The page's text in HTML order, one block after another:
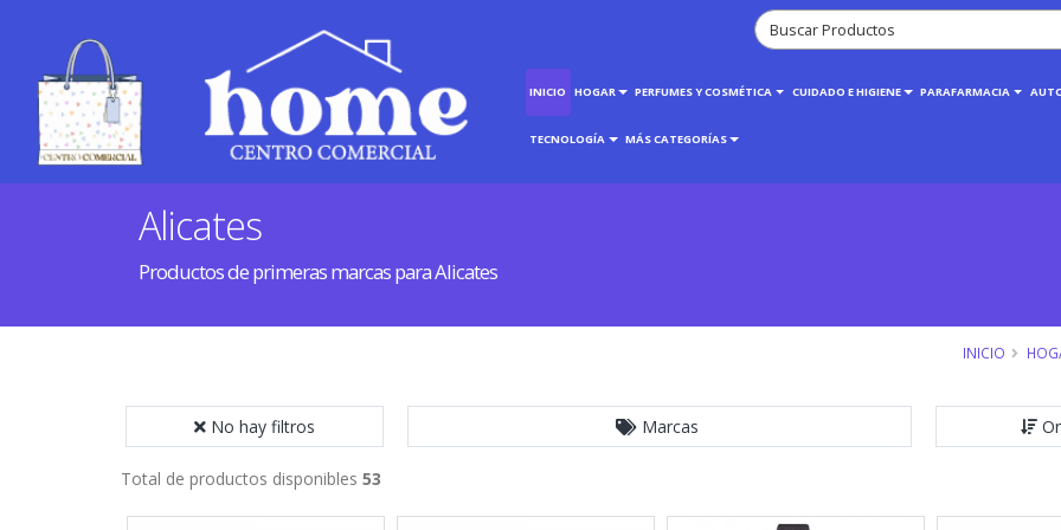
INICIO HOGAR PERFUMES Y COSMÉTICA CUIDADO E HIGIENE PARAFARMACIA
TECNOLOGÍA MÁS CATEGORÍAS
Alicates
Productos de primeras marcas para Alicates
INICIO
No hay filtros Marcas
Total de productos disponibles 53